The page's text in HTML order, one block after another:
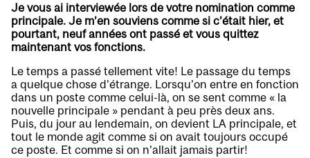
Je vous ai interviewée lors de votre nomination comme
principale. Je m’en souviens comme si c’était hier, et
pourtant, neuf années ont passé et vous quittez
maintenant vos fonctions.
Le temps a passé tellement vite! Le passage du temps
a quelque chose d’étrange. Lorsqu’on entre en fonction
dans un poste comme celui-là, on se sent comme « la
nouvelle principale » pendant à peu près deux ans.
Puis, du jour au lendemain, on devient LA principale, et
tout le monde agit comme si on avait toujours occupé
ce poste. Et comme si on n’allait jamais partir!